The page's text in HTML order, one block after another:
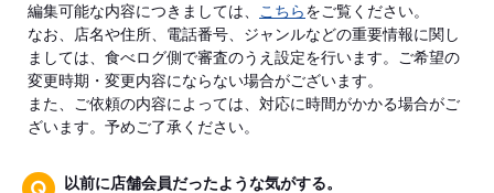
編集可能な内容につきましては、 こちらをご覧ください。
なお、店名や住所、電話番号、ジャンルなどの重要情報に関し
ましては、食べログ側で審査のうえ設定を行います。ご希望の
変更時期・変更内容にならない場合がございます。
また、ご依頼の内容によっては、対応に時間がかかる場合がご
ざいます。予めご了承ください。
以前に店舗会員だったような気がする。